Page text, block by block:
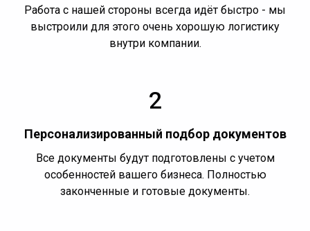
Работа с нашей стороны всегда идёт быстро - мы
выстроили для этого очень хорошую логистику
внутри компании.
2
Персонализированный подбор документов
Все документы будут подготовлены с учетом
особенностей вашего бизнеса. Полностью
законченные и готовые документы.